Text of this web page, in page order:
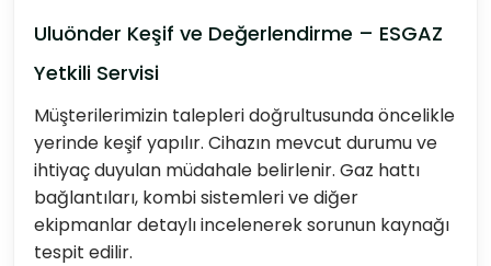
Uluönder Keşif ve Değerlendirme – ESGAZ
Yetkili Servisi
Müşterilerimizin talepleri doğrultusunda öncelikle
yerinde keşif yapılır. Cihazın mevcut durumu ve
ihtiyaç duyulan müdahale belirlenir. Gaz hattı
bağlantıları, kombi sistemleri ve diğer
ekipmanlar detaylı incelenerek sorunun kaynağı
tespit edilir.